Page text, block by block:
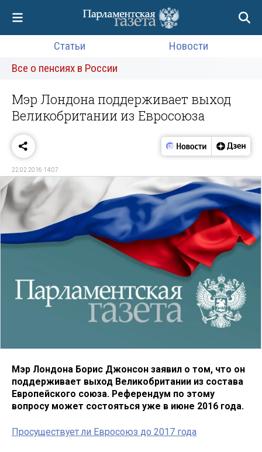
Статьи
Новости
Все о пенсиях в России
Мэр Лондона поддерживает выход
Великобритании из Евросоюза
22.02.2016 14:07
Мэр Лондона Борис Джонсон заявил о том, что он
поддерживает выход Великобритании из состава
Европейского союза. Референдум по этому
вопросу может состояться уже в июне 2016 года.
Просуществует ли Евросоюз до 2017 года